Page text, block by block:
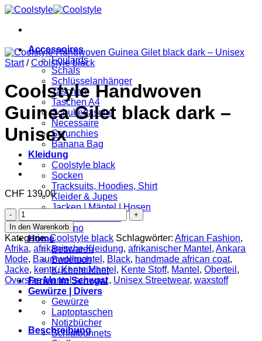
Zum
springen
Accessoires
Foulards
Schals
Schlüsselanhänger
Taschen
Taschen A4
Schultertasche
Necessaire
Scrunchies
Banana Bag
Kleidung
Coolstyle black
Socken
Tracksuits, Hoodies, Shirt
Kleider & Jupes
Jacken | Mäntel | Hosen
Kimono
Home
Bettwaren
Badetuch
Küchentücher
Ferien im Senegal
Gewürze | Divers
Gewürze
Laptoptaschen
Notizbücher
Schlafbonnets
Start / Coolstyle black
Coolstyle Handwoven
Guinea Gilet black dark –
Unisex
CHF 139.00
Coolstyle
Handwoven
Guinea
Gilet
black
dark
–
Unisex
Menge
In den Warenkorb
Kategorie:Coolstyle black Schlagwörter: African Fashion,
Afrika, afrikanische Kleidung, afrikanischer Mantel , Ankara
Mode, Baumwollmantel , Black, handmade african coat,
Jacke, kente,Kente Mantel , Kente Stoff, Mantel , Oberteil ,
Oversize Mantel schwarz, Unisex Streetwear, waxstoff
Beschreibung